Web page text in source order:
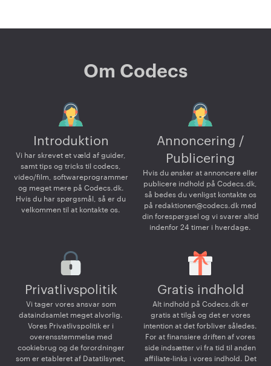
Om Codecs
Introduktion
Vi har skrevet et væld af guider,
samt tips og tricks til codecs,
video/film, softwareprogrammer
og meget mere på Codecs.dk.
Hvis du har spørgsmål, så er du
velkommen til at kontakte os.
Annoncering /
Publicering
Hvis du ønsker at annoncere eller
publicere indhold på Codecs.dk,
så bedes du venligst kontakte os
på redaktionen@codecs.dk med
din forespørgsel og vi svarer altid
indenfor 24 timer i hverdage.
Privatlivspolitik
Vi tager vores ansvar som
dataindsamlet meget alvorlig.
Vores Privatlivspolitik er i
overensstemmelse med
cookiebrug og de forordninger
som er etableret af Datatilsynet,
Gratis indhold
Alt indhold på Codecs.dk er
gratis at tilgå og det er vores
intention at det forbliver således.
For at finansiere driften af vores
side indsætter vi fra tid til anden
affiliate-links i vores indhold. Det